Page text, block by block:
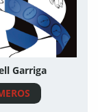
Garriga